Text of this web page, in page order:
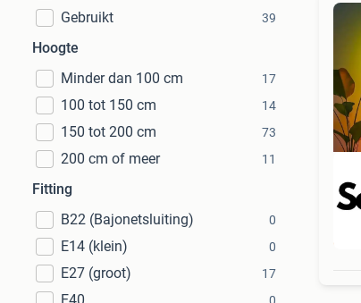
Gebruikt 39
Hoogte
Minder dan 100 cm
17
100 tot 150 cm 14
150 tot 200 cm 73
200 cm of meer 11
Fitting
B22 (Bajonetsluiting)
0
E14 (klein) 0
E27 (groot) 17